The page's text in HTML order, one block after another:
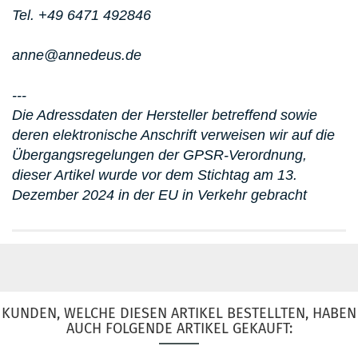
Tel. +49 6471 492846
anne@annedeus.de
---
Die Adressdaten der Hersteller betreffend sowie
deren elektronische Anschrift verweisen wir auf die
Übergangsregelungen der GPSR-Verordnung,
dieser Artikel wurde vor dem Stichtag am 13.
Dezember 2024 in der EU in Verkehr gebracht
KUNDEN, WELCHE DIESEN ARTIKEL BESTELLTEN, HABEN
AUCH FOLGENDE ARTIKEL GEKAUFT: